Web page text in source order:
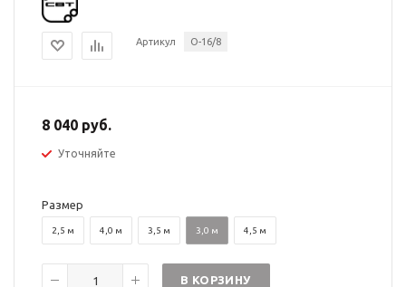
Артикул O-16/8
8 040 руб.
Уточняйте
Размер
2,5 м 4,0 м 3,5 м 3,0 м 4,5 м
В КОРЗИНУ